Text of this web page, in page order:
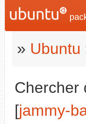
» Ubuntu
Chercher
[jammy-